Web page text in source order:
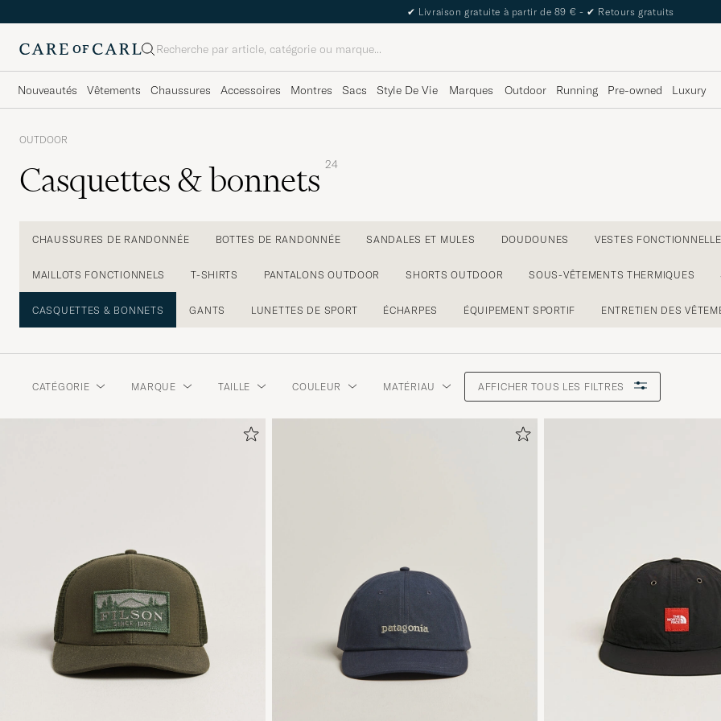
✔ Livraison gratuite à partir de 89 € - ✔ Retours gratuits
Rechercher
Nouveautés Vêtements Chaussures Accessoires Montres Sacs Style De Vie Marques Outdoor Running Pre-owned Luxury
OUTDOOR
Casquettes & bonnets 24
CHAUSSURES DE RANDONNÉE BOTTES DE RANDONNÉE SANDALES ET MULES DOUDOUNES VESTES
MAILLOTS FONCTIONNELS T-SHIRTS PANTALONS OUTDOOR SHORTS OUTDOOR SOUS-VÊTEMENTS THERMIQUES
CASQUETTES & BONNETS GANTS LUNETTES DE SPORT ÉCHARPES ÉQUIPEMENT SPORTIF ENTRETIEN DES
CATÉGORIE MARQUE TAILLE COULEUR MATÉRIAU AFFICHER TOUS LES FILTRES